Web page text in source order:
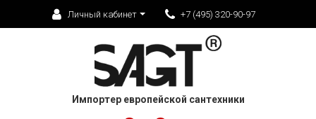
Личный кабинет +7 (495) 320-90-97
Импортер европейской сантехники